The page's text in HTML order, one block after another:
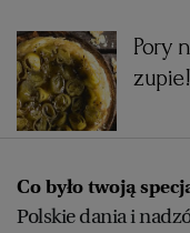
Pory
Co było twoją
Polskie dania i